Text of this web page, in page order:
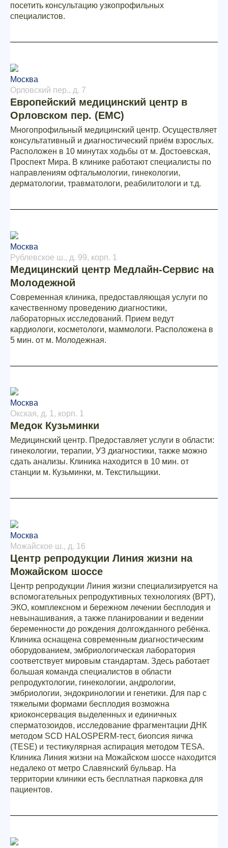
посетить консультацию узкопрофильных
специалистов.
Москва
Орловский пер., д. 7
Европейский медицинский центр в
Орловском пер. (ЕМС)
Многопрофильный медицинский центр. Осуществляет
консультативный и диагностический приём взрослых.
Расположен в 10 минутах ходьбы от м. Достоевская,
Проспект Мира. В клинике работают специалисты по
направлениям офтальмологии, гинекологии,
дерматологии, травматологи, реабилитологи и т.д.
Москва
Рублевское ш., д. 99, корп. 1
Медицинский центр Медлайн-Сервис на
Молодежной
Современная клиника, предоставляющая услуги по
качественному проведению диагностики,
лабораторных исследований. Прием ведут
кардиологи, косметологи, маммологи. Расположена в
5 мин. от м. Молодежная.
Москва
Окская, д. 1, корп. 1
Медок Кузьминки
Медицинский центр. Предоставляет услуги в области:
гинекологии, терапии, УЗ диагностики, также можно
сдать анализы. Клиника находится в 10 мин. от
станции м. Кузьминки, м. Текстильщики.
Москва
Можайское ш., д. 16
Центр репродукции Линия жизни на
Можайском шоссе
Центр репродукции Линия жизни специализируется на
вспомогательных репродуктивных технологиях (ВРТ),
ЭКО, комплексном и бережном лечении бесплодия и
невынашивания, а также планировании и ведении
беременности до рождения долгожданного ребёнка.
Клиника оснащена современным диагностическим
оборудованием, эмбриологическая лаборатория
соответствует мировым стандартам. Здесь работает
большая команда специалистов в области
репродуктологии, гинекологии, андрологии,
эмбриологии, эндокринологии и генетики. Для пар с
тяжелыми формами бесплодия возможна
криоконсервация выделенных и единичных
сперматозоидов, исследование фрагментации ДНК
методом SCD HALOSPERM-тест, биопсия яичка
(TESE) и тестикулярная аспирация методом TESA.
Клиника Линия жизни на Можайском шоссе находится
недалеко от метро Славянский бульвар. На
территории клиники есть бесплатная парковка для
пациентов.